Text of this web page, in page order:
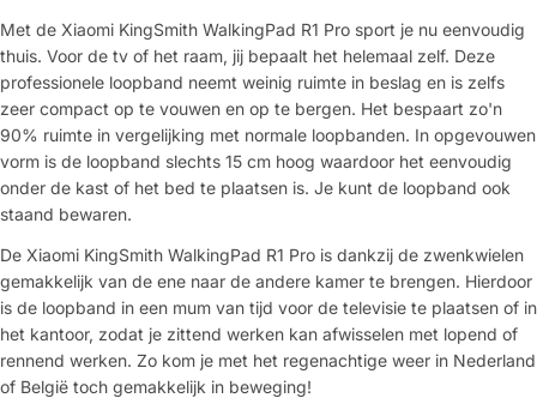
Met de Xiaomi KingSmith WalkingPad R1 Pro sport je nu eenvoudig
thuis. Voor de tv of het raam, jij bepaalt het helemaal zelf. Deze
professionele loopband neemt weinig ruimte in beslag en is zelfs
zeer compact op te vouwen en op te bergen. Het bespaart zo'n
90% ruimte in vergelijking met normale loopbanden. In opgevouwen
vorm is de loopband slechts 15 cm hoog waardoor het eenvoudig
onder de kast of het bed te plaatsen is. Je kunt de loopband ook
staand bewaren.
De Xiaomi KingSmith WalkingPad R1 Pro is dankzij de zwenkwielen
gemakkelijk van de ene naar de andere kamer te brengen. Hierdoor
is de loopband in een mum van tijd voor de televisie te plaatsen of in
het kantoor, zodat je zittend werken kan afwisselen met lopend of
rennend werken. Zo kom je met het regenachtige weer in Nederland
of België toch gemakkelijk in beweging!